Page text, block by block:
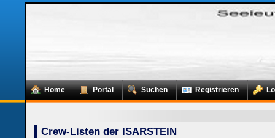
Home Portal Suchen Registrieren
Crew-Listen der ISARSTEIN